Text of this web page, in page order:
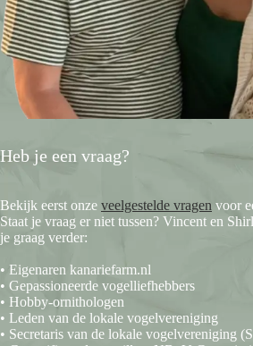
Heb je een vraag?
Bekijk eerst onze veelgestelde vragen voor
Staat je vraag er niet tussen? Vincent en
je graag verder:
• Eigenaren kanariefarm.nl
• Gepassioneerde vogelliefhebbers
• Hobby-ornithologen
• Leden van de lokale vogelvereniging
• Secretaris van de lokale vogelvereniging